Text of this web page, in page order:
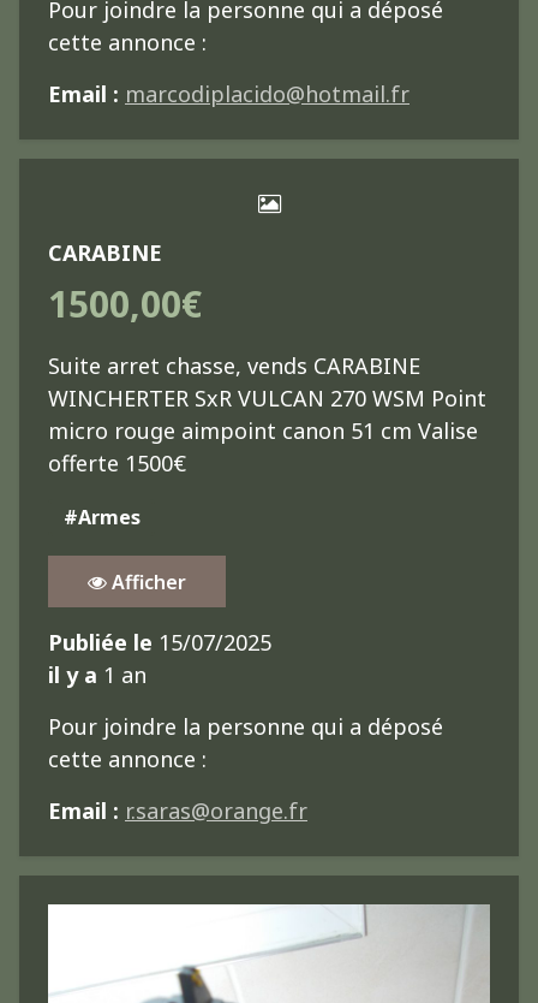
Pour joindre la personne qui a déposé
cette annonce :
Email : marcodiplacido@hotmail.fr
CARABINE
1500,00€
Suite arret chasse, vends CARABINE
WINCHERTER SxR VULCAN 270 WSM Point
micro rouge aimpoint canon 51 cm Valise
offerte 1500€
#Armes
Afficher
Publiée le 15/07/2025
il y a 1 an
Pour joindre la personne qui a déposé
cette annonce :
Email : r.saras@orange.fr